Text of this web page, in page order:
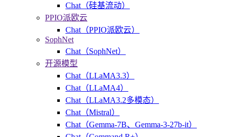
Chat（硅基流动）
PPIO派欧云
Chat（PPIO派欧云）
SophNet
Chat（SophNet）
开源模型
Chat（LLaMA3.3）
Chat（LLaMA4）
Chat（LLaMA3.2多模态）
Chat（Mistral）
Chat（Gemma-7B、Gemma-3-27b-it）